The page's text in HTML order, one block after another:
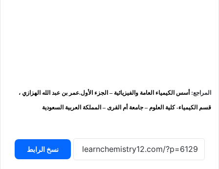
المراجع:أسس الكيمياء العامة والفيزيائية – الجزء الأول.عمر بن عبد الله الهزازي ،
قسم الكيمياء- كلية العلوم – جامعة أم القرى – المملكة العربية السعودية
نسخ الرابط